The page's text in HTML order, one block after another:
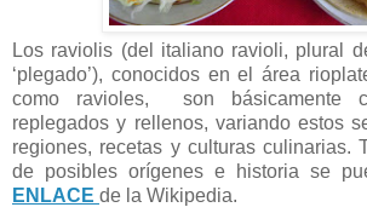
Los raviolis (del italiano ravioli, plural
‘plegado’), conocidos en el área
como ravioles,
son básicamente
replegados y rellenos, variando estos
regiones, recetas y culturas culinarias.
de posibles orígenes e historia se
ENLACE de la Wikipedia.